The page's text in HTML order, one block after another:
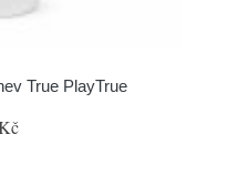
True PlayTrue